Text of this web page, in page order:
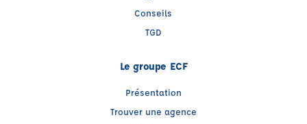
Conseils
TGD
Le groupe ECF
Présentation
Trouver une agence